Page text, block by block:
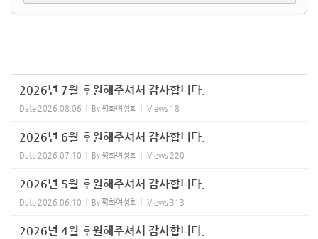
2026년 7월 후원해주셔서 감사합니다.
Date 2026.08.06 By평화여성회 Views 18
2026년 6월 후원해주셔서 감사합니다.
Date 2026.07.10 By평화여성회 Views 220
2026년 5월 후원해주셔서 감사합니다.
Date 2026.06.10 By평화여성회 Views 313
2026년 4월 후원해주셔서 감사합니다.